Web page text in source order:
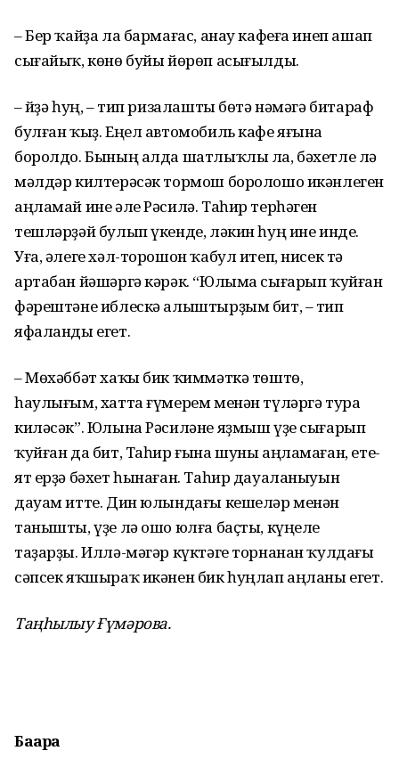
– Бер ҡайҙа ла бармағас, анау кафеға инеп ашап
сығайыҡ, көнө буйы йөрөп асығылды.
– Әйҙә һуң, – тип ризалашты бөтә нәмәгә битараф
булған ҡыҙ. Еңел автомобиль кафе яғына
боролдо. Бының алда шатлыҡлы ла, бәхетле лә
мәлдәр килтерәсәк тормош боролошо икәнлеген
аңламай ине әле Рәсилә. Таһир терһәген
тешләрҙәй булып үкенде, ләкин һуң ине инде.
Уға, әлеге хәл-торошон ҡабул итеп, нисек тә
артабан йәшәргә кәрәк. “Юлыма сығарып ҡуйған
фәрештәне иблескә алыштырҙым бит, – тип
яфаланды егет.
– Мөхәббәт хаҡы бик ҡиммәткә төштө,
һаулығым, хатта ғүмерем менән түләргә тура
киләсәк”. Юлына Рәсиләне яҙмыш үҙе сығарып
ҡуйған да бит, Таһир ғына шуны аңламаған, ете-
ят ерҙә бәхет һынаған. Таһир дауаланыуын
дауам итте. Дин юлындағы кешеләр менән
танышты, үҙе лә ошо юлға баҫты, күңеле
таҙарҙы. Иллә-мәгәр күктәге торнанан ҡулдағы
сәпсек яҡшыраҡ икәнен бик һуңлап аңланы егет.
Таңһылыу Ғүмәрова.
Баҙарҙа